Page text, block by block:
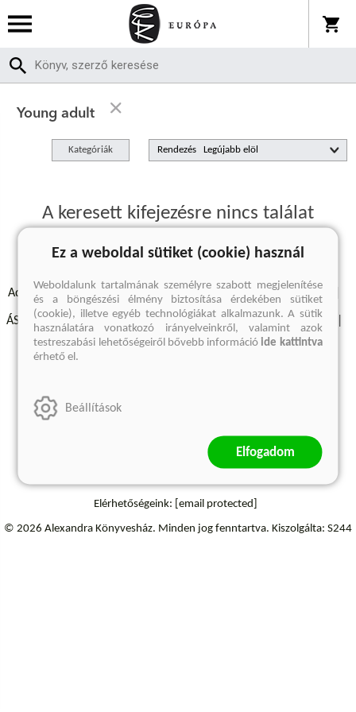
Young adult
Kategóriák Rendezés
A keresett kifejezésre nincs találat
Adatvédelmi szabályzatok Elállási felmondási nyilatkozat
ÁSZF - Vásárlási feltételek A kiadóról Süti beállítások
Árkötött termékek Kommentelési szabályzat
Elérhetőségeink: [email protected]
© 2026 Alexandra Könyvesház. Minden jog fenntartva. Kiszolgálta: S244
Ez a weboldal sütiket (cookie) használ
Weboldalunk tartalmának személyre szabott megjelenítése
és a böngészési élmény biztosítása érdekében sütiket
(cookie), illetve egyéb technológiákat alkalmazunk. A sütik
használatára vonatkozó irányelveinkről, valamint azok
testreszabási lehetőségeiről bővebb információide kattintva
érhető el.
Beállítások
Elfogadom